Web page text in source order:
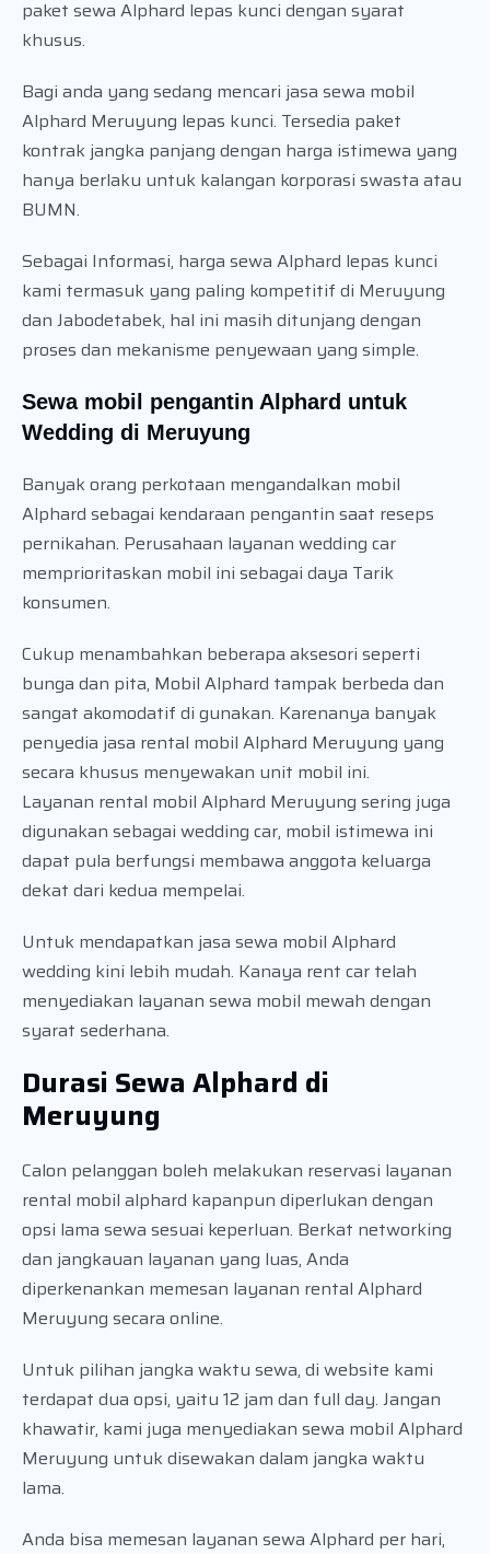
paket sewa Alphard lepas kunci dengan syarat
khusus.
Bagi anda yang sedang mencari jasa sewa mobil
Alphard Meruyung lepas kunci. Tersedia paket
kontrak jangka panjang dengan harga istimewa yang
hanya berlaku untuk kalangan korporasi swasta atau
BUMN.
Sebagai Informasi, harga sewa Alphard lepas kunci
kami termasuk yang paling kompetitif di Meruyung
dan Jabodetabek, hal ini masih ditunjang dengan
proses dan mekanisme penyewaan yang simple.
Sewa mobil pengantin Alphard untuk
Wedding di Meruyung
Banyak orang perkotaan mengandalkan mobil
Alphard sebagai kendaraan pengantin saat reseps
pernikahan. Perusahaan layanan wedding car
memprioritaskan mobil ini sebagai daya Tarik
konsumen.
Cukup menambahkan beberapa aksesori seperti
bunga dan pita, Mobil Alphard tampak berbeda dan
sangat akomodatif di gunakan. Karenanya banyak
penyedia jasa rental mobil Alphard Meruyung yang
secara khusus menyewakan unit mobil ini.
Layanan rental mobil Alphard Meruyung sering juga
digunakan sebagai wedding car, mobil istimewa ini
dapat pula berfungsi membawa anggota keluarga
dekat dari kedua mempelai.
Untuk mendapatkan jasa sewa mobil Alphard
wedding kini lebih mudah. Kanaya rent car telah
menyediakan layanan sewa mobil mewah dengan
syarat sederhana.
Durasi Sewa Alphard di
Meruyung
Calon pelanggan boleh melakukan reservasi layanan
rental mobil alphard kapanpun diperlukan dengan
opsi lama sewa sesuai keperluan. Berkat networking
dan jangkauan layanan yang luas, Anda
diperkenankan memesan layanan rental Alphard
Meruyung secara online.
Untuk pilihan jangka waktu sewa, di website kami
terdapat dua opsi, yaitu 12 jam dan full day. Jangan
khawatir, kami juga menyediakan sewa mobil Alphard
Meruyung untuk disewakan dalam jangka waktu
lama.
Anda bisa memesan layanan sewa Alphard per hari,